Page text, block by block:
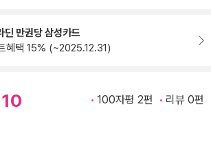
만권당 삼성카드
혜택 15% (~2025.12.31)
10 100자평 2편 리뷰 0편